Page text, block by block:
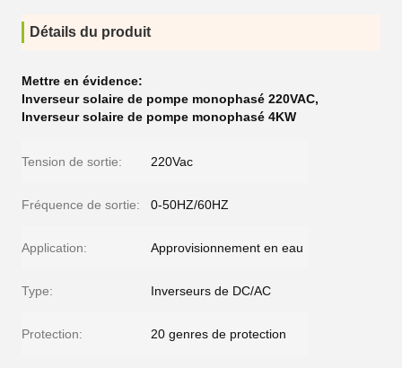
Détails du produit
Mettre en évidence:
Inverseur solaire de pompe monophasé 220VAC,
Inverseur solaire de pompe monophasé 4KW
Tension de sortie: 220Vac
Fréquence de sortie: 0-50HZ/60HZ
Application: Approvisionnement en eau
Type: Inverseurs de DC/AC
Protection: 20 genres de protection